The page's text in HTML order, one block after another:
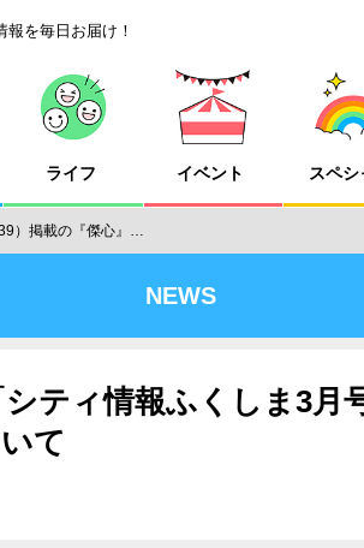
を毎日お届け！
ライフ イベント スペシ
）掲載の『傑心』…
NEWS
シティ情報ふくしま3月
て